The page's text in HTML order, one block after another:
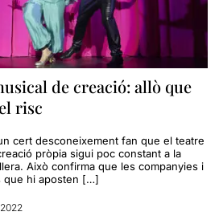
de creació: allò que
risc
cert desconeixement fan que el teatre
pròpia sigui poc constant a la
Això confirma que les companyies i
que hi aposten […]